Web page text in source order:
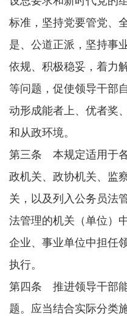
标准，坚持党要管党、
是、公道正派，坚持事
依规、积极稳妥，着力
等问题，促使领导干部
动形成能者上、优者奖
和从政环境。
第三条 本规定适用于
政机关、政协机关、监
关，以及列入公务员法
法管理的机关（单位）
企业、事业单位中担任
执行。
第四条 推进领导干部
题。应当结合实际分类